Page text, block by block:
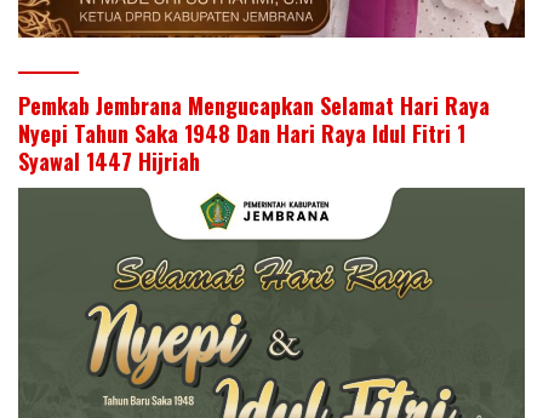
Pemkab Jembrana Mengucapkan Selamat Hari Raya
Nyepi Tahun Saka 1948 Dan Hari Raya Idul Fitri 1
Syawal 1447 Hijriah